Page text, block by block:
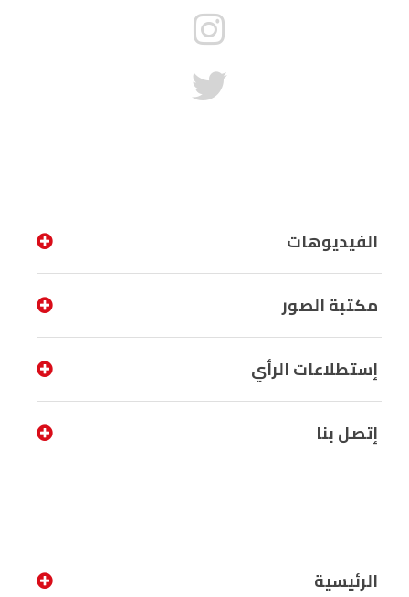
الفيديوهات
مكتبة الصور
إستطلاعات الرأي
إتصل بنا
الرئيسية